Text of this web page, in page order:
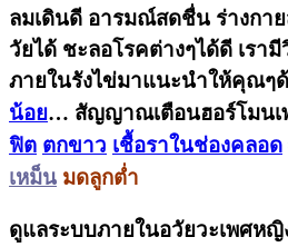
ลมเดินดี อารมณ์สดชื่น ร่างกา
วัยได้ ชะลอโรคต่างๆได้ดี เรา
ภายในรังไข่มาแนะนำให้คุณๆ
น้อย… สัญญาณเตือนฮอร์โมนเ
ฟิต ตกขาว เชื้อราในช่องคลอด
เหม็น มดลูกต่ำ
ดูแลระบบภายในอวัยวะเพศห